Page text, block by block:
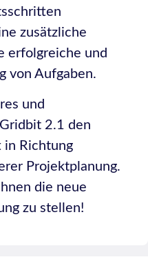
zusätzliche
erfolgreiche und
von Aufgaben.
und
2.1 den
in Richtung
Projektplanung.
die neue
zu stellen!